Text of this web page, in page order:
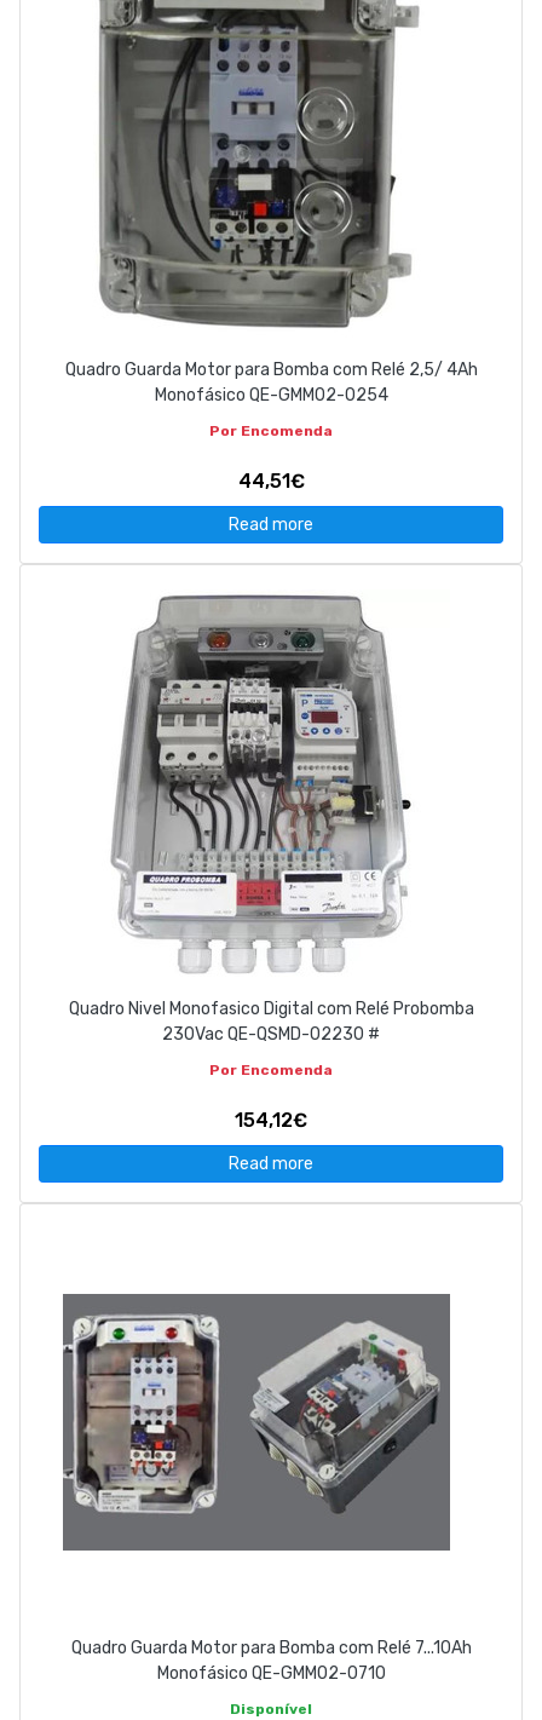
Quadro Guarda Motor para Bomba com Relé 2,5/ 4Ah
Monofásico QE-GMM02-0254
Por Encomenda
44,51€
Read more
Quadro Nivel Monofasico Digital com Relé Probomba
230Vac QE-QSMD-02230 #
Por Encomenda
154,12€
Read more
Quadro Guarda Motor para Bomba com Relé 7...10Ah
Monofásico QE-GMM02-0710
Disponível